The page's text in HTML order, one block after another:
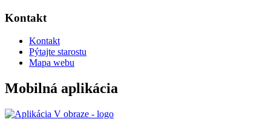
Kontakt
Kontakt
Pýtajte starostu
Mapa webu
Mobilná aplikácia